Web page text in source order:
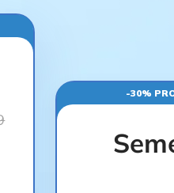
-30%